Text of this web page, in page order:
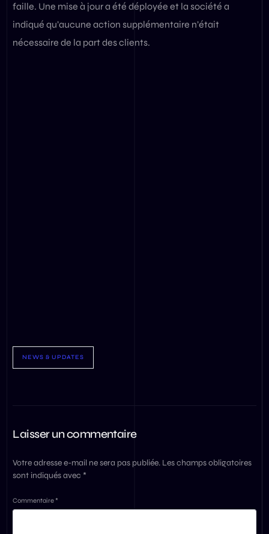
faille. Une mise à jour a été déployée et la société a
indiqué qu’aucune action supplémentaire n’était
nécessaire de la part des clients.
NEWS & UPDATES
Laisser un commentaire
Votre adresse e-mail ne sera pas publiée. Les champs obligatoires
sont indiqués avec *
Commentaire*